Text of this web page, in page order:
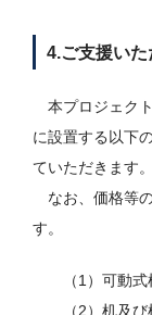
4.ご支援い
本プロジェク
に設置する以下
ていただきます。
なお、価格等
す。
（1）可動式椅
（2）机及び椅